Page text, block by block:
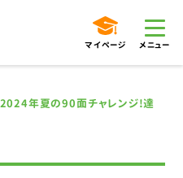
マイページ メニュー
2024年夏の90面チャレンジ!達